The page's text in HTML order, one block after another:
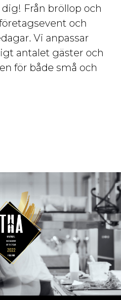
Från bröllop och
och
Vi anpassar
antalet gäster och
för både små och